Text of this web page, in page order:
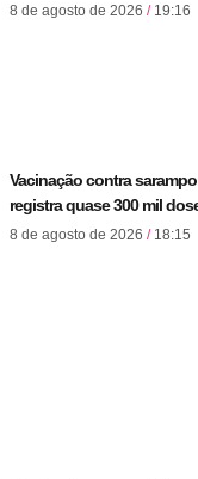
8 de agosto de 2026 19:16
Vacinação contra
registra quase 300 mil
8 de agosto de 2026 18:15